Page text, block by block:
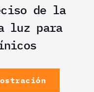
de la
luz para